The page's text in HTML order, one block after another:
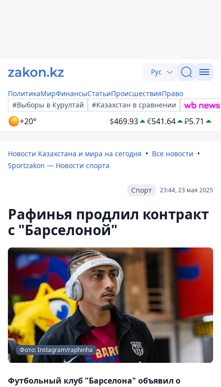
Рус
ПолитикаМирФинансыСтатьиПроисшествияПраво
#Выборы в Курултай
#Казахстан в сравнении
+20° $469.93 €541.64 ₽5.71
Новости Казахстана и мира на сегодня
Все новости
Sportzakon — Новости спорта
23:44, 23 мая 2025
Спорт
Рафинья продлил контракт
с "Барселоной"
Фото: Instagram/raphinha
Футбольный клуб "Барселона" объявил о